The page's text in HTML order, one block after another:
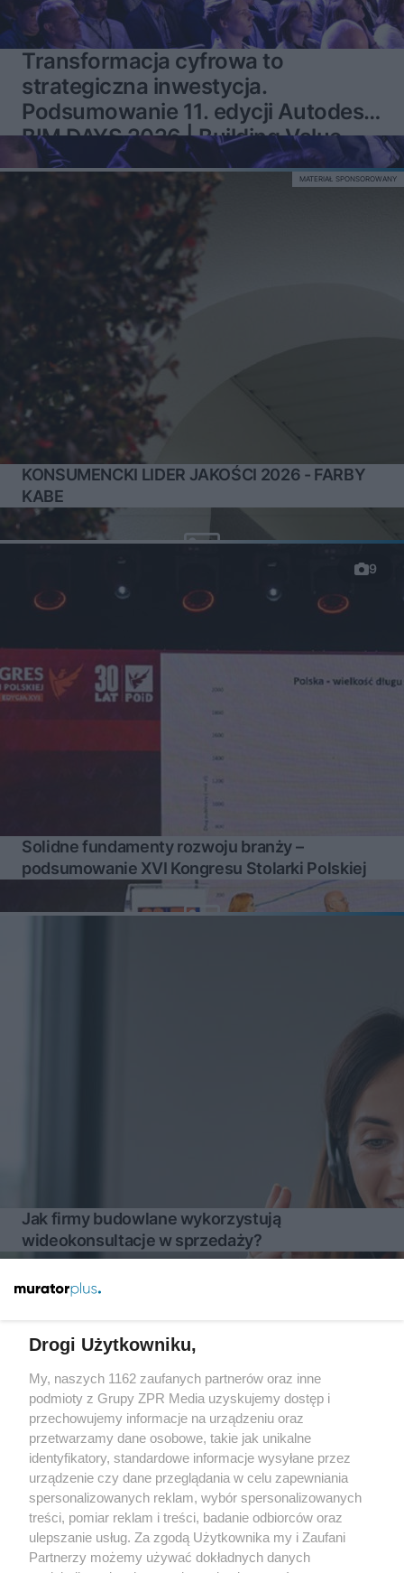
Transformacja cyfrowa to
strategiczna inwestycja.
Podsumowanie 11. edycji Autodesk
BIM DAYS 2026 | Building Value
KONSUMENCKI LIDER JAKOŚCI 2026 - FARBY
KABE
MATERIAŁ SPONSOROWANY
9
Solidne fundamenty rozwoju branży –
podsumowanie XVI Kongresu Stolarki Polskiej
Jak firmy budowlane wykorzystują
wideokonsultacje w sprzedaży?
Żaden utwór zamieszczony w serwisie nie może być powielany i
rozpowszechniany lub dalej rozpowszechniany w jakikolwiek sposób
(w tym także elektroniczny lub mechaniczny) na jakimkolwiek polu
eksploatacji w jakiejkolwiek formie, włącznie z umieszczaniem w
Internecie bez pisemnej zgody właściciela praw. Jakiekolwiek użycie
lub wykorzystanie utworów w całości lub w części z naruszeniem
prawa, tzn. bez właściwej zgody, jest zabronione pod groźbą kary i
może być ścigane prawnie.
Drogi Użytkowniku,
My, naszych 1162 zaufanych partnerów oraz inne
podmioty z Grupy ZPR Media uzyskujemy dostęp i
przechowujemy informacje na urządzeniu oraz
przetwarzamy dane osobowe, takie jak unikalne
identyfikatory, standardowe informacje wysyłane przez
urządzenie czy dane przeglądania w celu zapewniania
spersonalizowanych reklam, wybór spersonalizowanych
treści, pomiar reklam i treści, badanie odbiorców oraz
ulepszanie usług. Za zgodą Użytkownika my i Zaufani
Partnerzy możemy używać dokładnych danych